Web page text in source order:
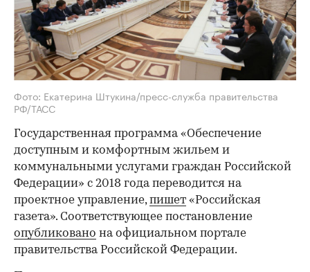
Фото: Екатерина Штукина/пресс-служба правительства
РФ/ТАСС
Государственная программа «Обеспечение
доступным и комфортным жильем и
коммунальными услугами граждан Российской
Федерации» с 2018 года переводится на
проектное управление,пишет «Российская
газета». Соответствующее постановление
опубликовано на официальном портале
правительства Российской Федерации.